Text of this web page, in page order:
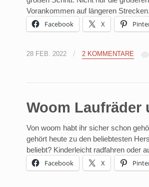
Vorankommen auf längeren
Facebook X
28 FEB. 2022 / 2 KOMMENTARE
Woom Laufräder
Von woom habt ihr sicher schon
gehört heute zu den beliebtesten
beliebt? Kinderleicht radfahren oder
Facebook X